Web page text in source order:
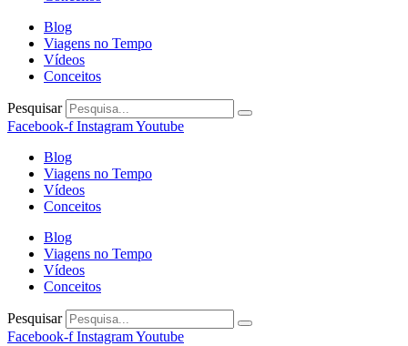
Blog
Viagens no Tempo
Vídeos
Conceitos
Pesquisar
Facebook-f InstagramYoutube
Blog
Viagens no Tempo
Vídeos
Conceitos
Blog
Viagens no Tempo
Vídeos
Conceitos
Pesquisar
Facebook-f InstagramYoutube